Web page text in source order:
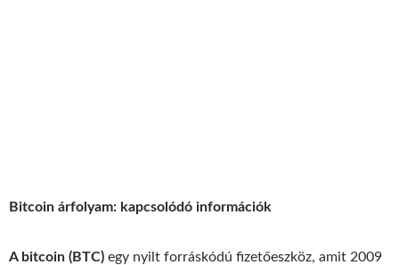
Bitcoin árfolyam: kapcsolódó információk
A bitcoin (BTC) egy nyilt forráskódú fizetőeszköz, amit 2009